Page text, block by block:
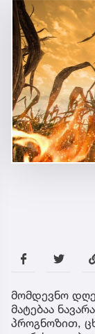
მომდევნო
მატებაა
პროგნოზით,